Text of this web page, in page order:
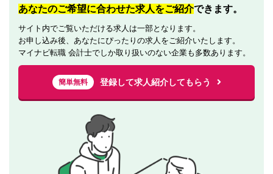
あなたのご希望に合わせた求人をご紹介できます。
サイト内でご覧いただける求人は一部となります。
お申し込み後、あなたにぴったりの求人をご紹介いたします。
マイナビ転職 会計士でしか取り扱いのない企業も多数あります。
簡単無料 登録して求人紹介してもらう